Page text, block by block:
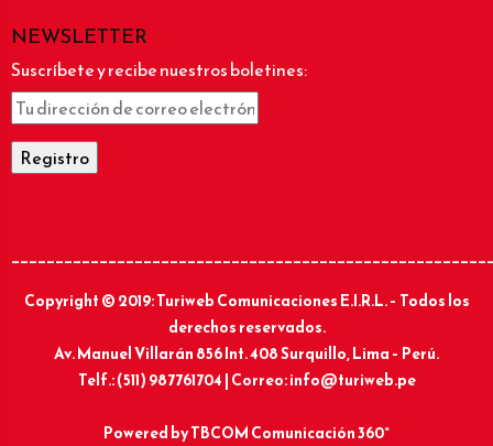
NEWSLETTER
Suscríbete y recibe nuestros boletines:
Copyright © 2019: Turiweb Comunicaciones E.I.R.L. – Todos los
derechos reservados.
Av. Manuel Villarán 856 Int. 408 Surquillo, Lima – Perú.
Telf.: (511) 987761704 | Correo: info@turiweb.pe
Powered byTBCOM Comunicación 360°